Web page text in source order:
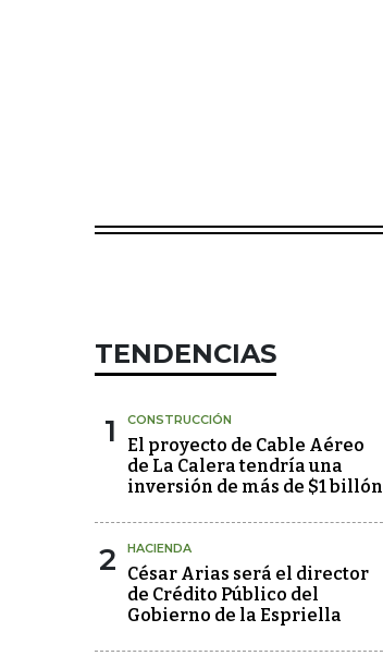
TENDENCIAS
1 CONSTRUCCIÓN
El proyecto de Cable Aéreo
de La Calera tendría una
inversión de más de $1 billón
2 HACIENDA
César Arias será el director
de Crédito Público del
Gobierno de la Espriella